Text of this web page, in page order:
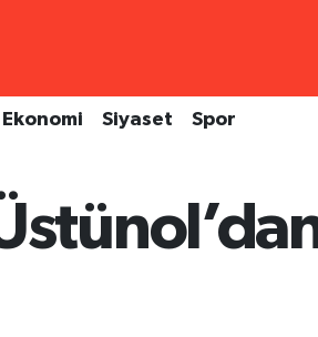
Ekonomi Siyaset Spor